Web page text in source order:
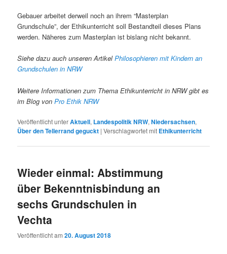
Gebauer arbeitet derweil noch an ihrem “Masterplan
Grundschule”, der Ethikunterricht soll Bestandteil dieses Plans
werden. Näheres zum Masterplan ist bislang nicht bekannt.
Siehe dazu auch unseren ArtikelPhilosophieren mit Kindern an
Grundschulen in NRW
Weitere Informationen zum Thema Ethikunterricht in NRW gibt es
im Blog vonPro Ethik NRW
Veröffentlicht unterAktuell, Landespolitik NRW,Niedersachsen,
Über den Tellerrand geguckt |Verschlagwortet mit Ethikunterricht
Wieder einmal: Abstimmung
über Bekenntnisbindung an
sechs Grundschulen in
Vechta
Veröffentlicht am20. August 2018